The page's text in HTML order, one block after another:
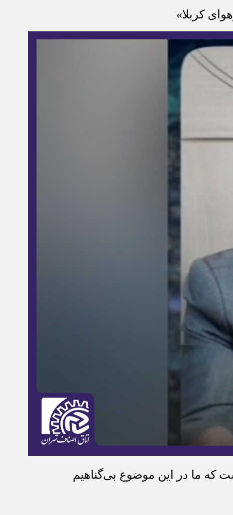
کربلا»
که ما در این موضوع بی‌گناهیم